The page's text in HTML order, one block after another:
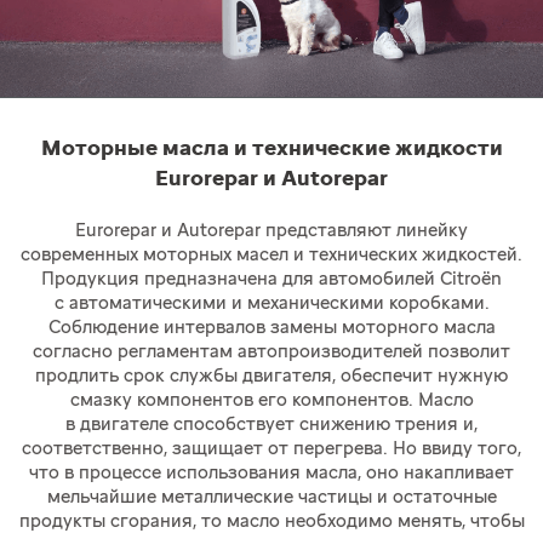
Моторные масла и технические жидкости
Eurorepar и Autorepar
Eurorepar и Autorepar представляют линейку
современных моторных масел и технических жидкостей.
Продукция предназначена для автомобилей Citroёn
с автоматическими и механическими коробками.
Соблюдение интервалов замены моторного масла
согласно регламентам автопроизводителей позволит
продлить срок службы двигателя, обеспечит нужную
смазку компонентов его компонентов. Масло
в двигателе способствует снижению трения и,
соответственно, защищает от перегрева. Но ввиду того,
что в процессе использования масла, оно накапливает
мельчайшие металлические частицы и остаточные
продукты сгорания, то масло необходимо менять, чтобы